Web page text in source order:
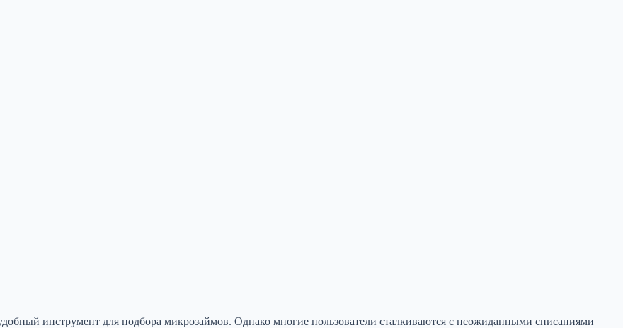
инструмент для подбора микрозаймов. Однако многие пользователи сталкиваются с неожиданными списаниями